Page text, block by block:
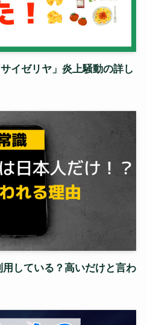
イゼリヤ」炎上騒動の詳し
している？高いだけと言わ